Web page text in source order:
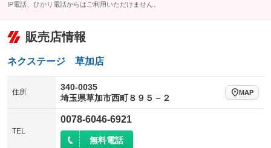
IP電話、ひかり電話からはご利用いただけません。
販売店情報
ネクステージ 草加店
住所
340-0035
埼玉県草加市西町８９５－２
MAP
TEL
0078-6046-6921
無料電話